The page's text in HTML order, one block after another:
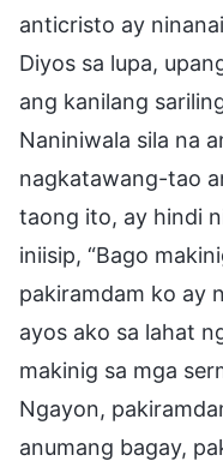
anticristo ay
Diyos sa lupa,
ang kanilang
Naniniwala sila na
nagkatawang-tao
taong ito, ay hindi
iniisip, “Bago
pakiramdam ko ay
ayos ako sa lahat
makinig sa mga
Ngayon,
anumang bagay,